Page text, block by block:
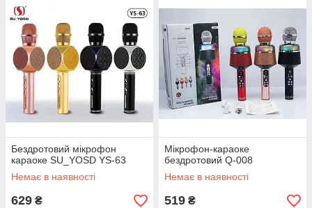
Бездротовий мікрофон
караоке SU_YOSD YS-63
Немає в наявності
629 ₴
Мікрофон-караоке
бездротовий Q-008
Немає в наявності
519 ₴